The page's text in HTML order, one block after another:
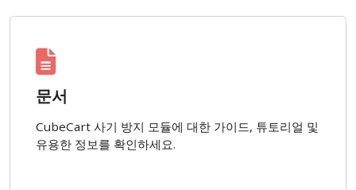
문서
CubeCart 사기 방지 모듈에 대한 가이드, 튜토리얼 및
유용한 정보를 확인하세요.